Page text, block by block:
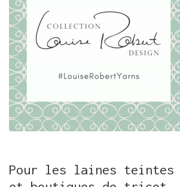
Pour les laines teintes